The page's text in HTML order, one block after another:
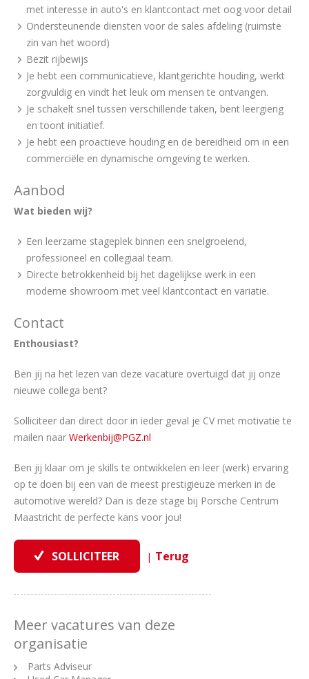
met interesse in auto's en klantcontact met oog voor detail
Ondersteunende diensten voor de sales afdeling (ruimste
zin van het woord)
Bezit rijbewijs
Je hebt een communicatieve, klantgerichte houding, werkt
zorgvuldig en vindt het leuk om mensen te ontvangen.
Je schakelt snel tussen verschillende taken, bent leergierig
en toont initiatief.
Je hebt een proactieve houding en de bereidheid om in een
commerciële en dynamische omgeving te werken.
Aanbod
Wat bieden wij?
Een leerzame stageplek binnen een snelgroeiend,
professioneel en collegiaal team.
Directe betrokkenheid bij het dagelijkse werk in een
moderne showroom met veel klantcontact en variatie.
Contact
Enthousiast?
Ben jij na het lezen van deze vacature overtuigd dat jij onze
nieuwe collega bent?
Solliciteer dan direct door in ieder geval je CV met motivatie te
mailen naar Werkenbij@PGZ.nl
Ben jij klaar om je skills te ontwikkelen en leer (werk) ervaring
op te doen bij een van de meest prestigieuze merken in de
automotive wereld? Dan is deze stage bij Porsche Centrum
Maastricht de perfecte kans voor jou!
|
Meer vacatures van deze
organisatie
Parts Adviseur